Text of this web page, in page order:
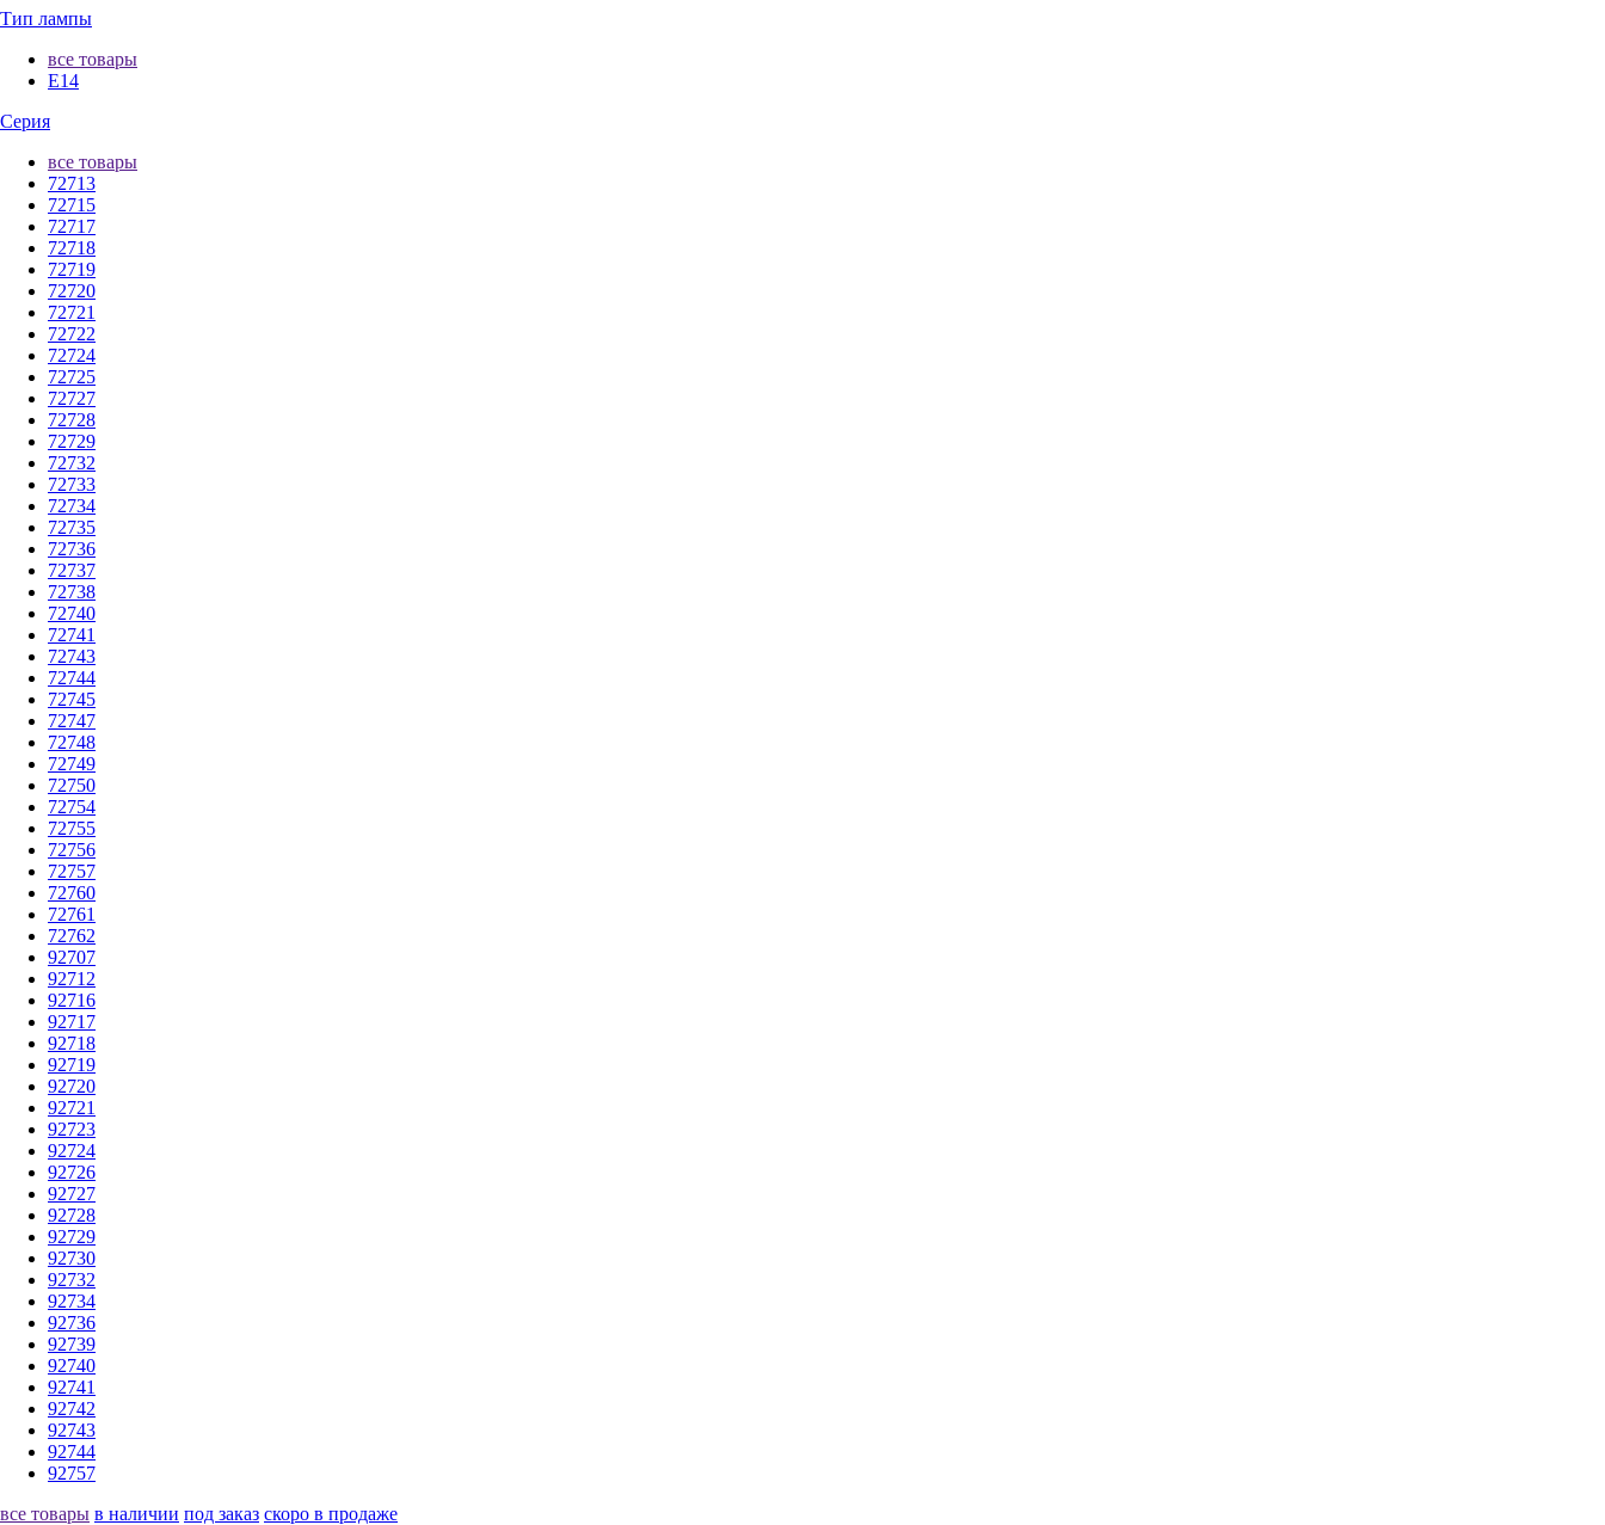
Тип лампы
все товары
E14
Серия
все товары
72713
72715
72717
72718
72719
72720
72721
72722
72724
72725
72727
72728
72729
72732
72733
72734
72735
72736
72737
72738
72740
72741
72743
72744
72745
72747
72748
72749
72750
72754
72755
72756
72757
72760
72761
72762
92707
92712
92716
92717
92718
92719
92720
92721
92723
92724
92726
92727
92728
92729
92730
92732
92734
92736
92739
92740
92741
92742
92743
92744
92757
все товары в наличии под заказ скоро в продаже